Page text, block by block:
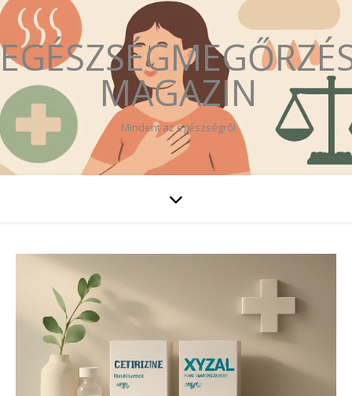
MAGAZIN
Mindent az egészségről